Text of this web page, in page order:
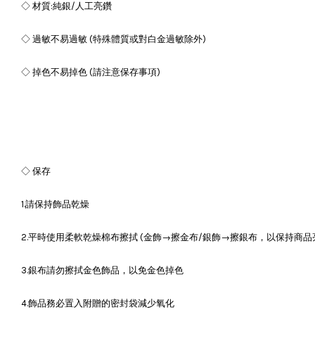
◇ 材質:純銀/人工亮鑽
◇ 過敏不易過敏 (特殊體質或對白金過敏除外)
◇ 掉色不易掉色 (請注意保存事項)
◇ 保存
1.請保持飾品乾燥
2.平時使用柔軟乾燥棉布擦拭 (金飾→擦金布/銀飾→擦銀布，以保持商品
3.銀布請勿擦拭金色飾品，以免金色掉色
4.飾品務必置入附贈的密封袋減少氧化